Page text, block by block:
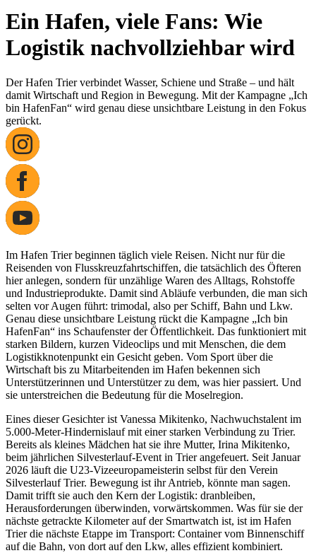
Ein Hafen, viele Fans: Wie
Logistik nachvollziehbar wird
Der Hafen Trier verbindet Wasser, Schiene und Straße – und hält
damit Wirtschaft und Region in Bewegung. Mit der Kampagne „Ich
bin HafenFan“ wird genau diese unsichtbare Leistung in den Fokus
gerückt.
Im Hafen Trier beginnen täglich viele Reisen. Nicht nur für die
Reisenden von Flusskreuzfahrtschiffen, die tatsächlich des Öfteren
hier anlegen, sondern für unzählige Waren des Alltags, Rohstoffe
und Industrieprodukte. Damit sind Abläufe verbunden, die man sich
selten vor Augen führt: trimodal, also per Schiff, Bahn und Lkw.
Genau diese unsichtbare Leistung rückt die Kampagne „Ich bin
HafenFan“ ins Schaufenster der Öffentlichkeit. Das funktioniert mit
starken Bildern, kurzen Videoclips und mit Menschen, die dem
Logistikknotenpunkt ein Gesicht geben. Vom Sport über die
Wirtschaft bis zu Mitarbeitenden im Hafen bekennen sich
Unterstützerinnen und Unterstützer zu dem, was hier passiert. Und
sie unterstreichen die Bedeutung für die Moselregion.
Eines dieser Gesichter ist Vanessa Mikitenko, Nachwuchstalent im
5.000-Meter-Hindernislauf mit einer starken Verbindung zu Trier.
Bereits als kleines Mädchen hat sie ihre Mutter, Irina Mikitenko,
beim jährlichen Silvesterlauf-Event in Trier angefeuert. Seit Januar
2026 läuft die U23-Vizeeuropameisterin selbst für den Verein
Silvesterlauf Trier. Bewegung ist ihr Antrieb, könnte man sagen.
Damit trifft sie auch den Kern der Logistik: dranbleiben,
Herausforderungen überwinden, vorwärtskommen. Was für sie der
nächste getrackte Kilometer auf der Smartwatch ist, ist im Hafen
Trier die nächste Etappe im Transport: Container vom Binnenschiff
auf die Bahn, von dort auf den Lkw, alles effizient kombiniert.